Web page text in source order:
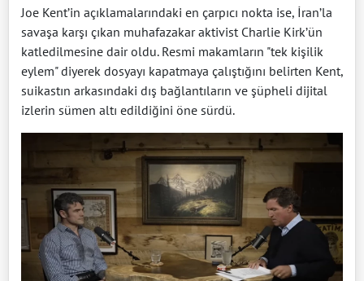
Joe Kent’in açıklamalarındaki en çarpıcı nokta ise, İran’la
savaşa karşı çıkan muhafazakar aktivist Charlie Kirk’ün
katledilmesine dair oldu. Resmi makamların "tek kişilik
eylem" diyerek dosyayı kapatmaya çalıştığını belirten Kent,
suikastın arkasındaki dış bağlantıların ve şüpheli dijital
izlerin sümen altı edildiğini öne sürdü.